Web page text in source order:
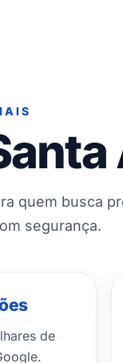
quem busca
segurança.
de